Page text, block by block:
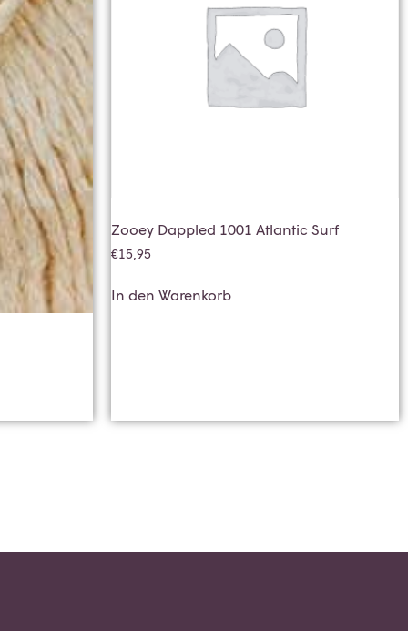
Zooey Dappled 1001 Atlantic Surf
€15,95
In den Warenkorb